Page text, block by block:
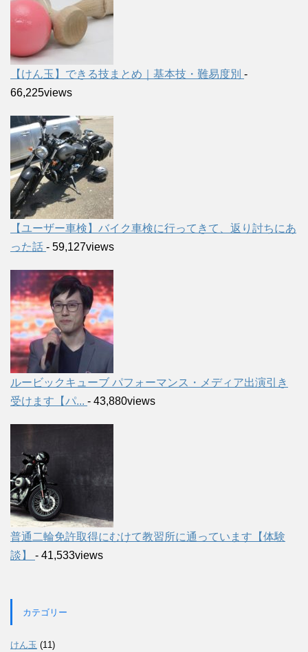
【けん玉】できる技まとめ｜基本技・難易度別 -
66,225views
【ユーザー車検】バイク車検に行ってきて、返り討ちにあ
った話 - 59,127views
ルービックキューブ パフォーマンス・メディア出演引き
受けます【パ... - 43,880views
普通二輪免許取得にむけて教習所に通っています【体験
談】 - 41,533views
カテゴリー
けん玉 (11)